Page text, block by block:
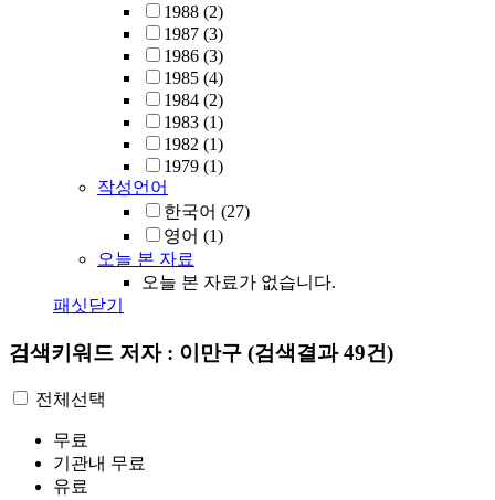
1988 (2)
1987 (3)
1986 (3)
1985 (4)
1984 (2)
1983 (1)
1982 (1)
1979 (1)
작성언어
한국어 (27)
영어 (1)
오늘 본 자료
오늘 본 자료가 없습니다.
패싯닫기
검색키워드 저자 : 이만구 (검색결과 49건)
전체선택
무료
기관내 무료
유료